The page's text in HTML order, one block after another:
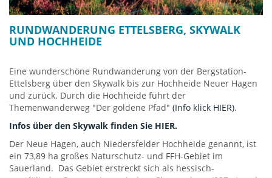
Wanderroute auf Google-Maps
RUNDWANDERUNG ETTELSBERG, SKYWALK
UND HOCHHEIDE
Eine wunderschöne Rundwanderung von der Bergstation-
Ettelsberg über den Skywalk bis zur Hochheide Neuer Hagen
und zurück. Durch die Hochheide führt der
Themenwanderweg "Der goldene Pfad" (Info klick HIER).
Infos über den Skywalk finden Sie HIER.
Der Neue Hagen, auch Niedersfelder Hochheide genannt, ist
ein 73,89 ha großes Naturschutz- und FFH-Gebiet im
Sauerland. Das Gebiet erstreckt sich als hessisch-